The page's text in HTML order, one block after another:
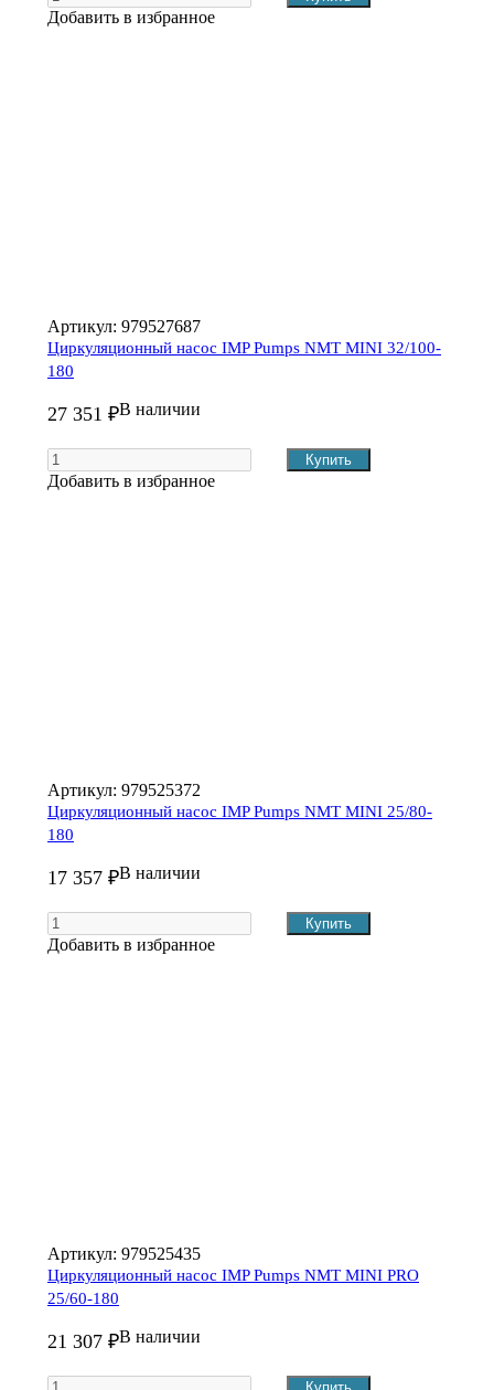
Добавить в избранное
Артикул: 979527687
Циркуляционный насос IMP Pumps NMT MINI 32/100-
180
27 351 ₽В наличии
Добавить в избранное
Артикул: 979525372
Циркуляционный насос IMP Pumps NMT MINI 25/80-
180
17 357 ₽В наличии
Добавить в избранное
Артикул: 979525435
Циркуляционный насос IMP Pumps NMT MINI PRO
25/60-180
21 307 ₽В наличии